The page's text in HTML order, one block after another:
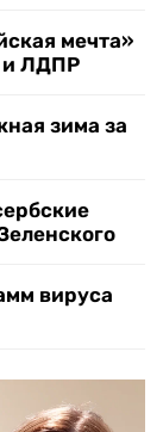
мечта»
и ЛДПР
зима за
вируса